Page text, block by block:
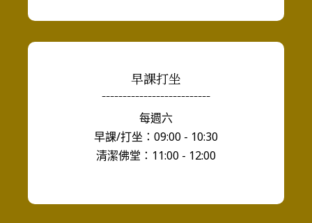
早課打坐
--------------------------
每週六
早課/打坐：09:00 - 10:30
清潔佛堂：11:00 - 12:00